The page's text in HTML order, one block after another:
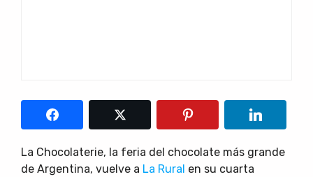
La Chocolaterie, la feria del chocolate más grande
de Argentina, vuelve a La Rural en su cuarta